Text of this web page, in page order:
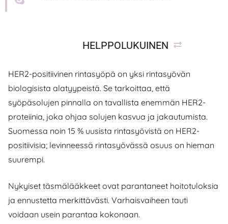
HELPPOLUKUINEN
HER2-positiivinen rintasyöpä on yksi rintasyövän
biologisista alatyypeistä. Se tarkoittaa, että
syöpäsolujen pinnalla on tavallista enemmän HER2-
proteiinia, joka ohjaa solujen kasvua ja jakautumista.
Suomessa noin 15 % uusista rintasyövistä on HER2-
positiivisia; levinneessä rintasyövässä osuus on hieman
suurempi.
Nykyiset täsmälääkkeet ovat parantaneet hoitotuloksia
ja ennustetta merkittävästi. Varhaisvaiheen tauti
voidaan usein parantaa kokonaan.